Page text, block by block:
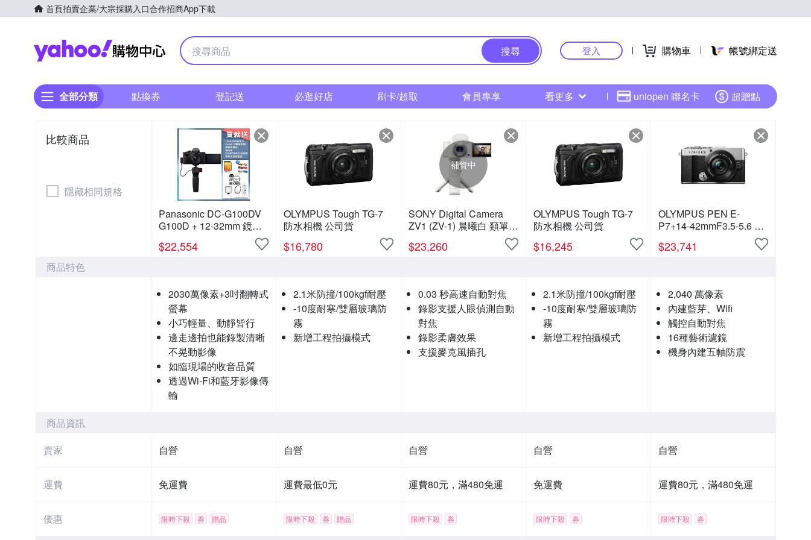
首頁拍賣企業/大宗採購入口合作招商App下載
Yahoo購物中心
搜尋 登入 購物車 帳號綁定送
全部分類 點換券 登記送 必逛好店 刷卡/超取 會員專享 看更多 uniopen 聯名卡 超贈點
比較商品
隱藏相同規格
Panasonic DC-G100DV
G100D + 12-32mm 鏡頭
+ DMW-SHGR2 三腳架握
把組 公司貨
$22,554
OLYMPUS Tough TG-7
防水相機 公司貨
$16,780
補貨中
SONY Digital Camera
ZV1 (ZV-1) 晨曦白 類單眼
相機手持握把組 (公司貨)
$23,260
OLYMPUS Tough TG-7
防水相機 公司貨
$16,245
OLYMPUS PEN E-
P7+14-42mmF3.5-5.6 鏡
$23,741
商品特色
2030萬像素+3吋翻轉式
螢幕
小巧輕量、動靜皆行
邊走邊拍也能錄製清晰
不晃動影像
如臨現場的收音品質
透過Wi-Fi和藍牙影像傳
輸
2.1米防撞/100kgf耐壓
-10度耐寒/雙層玻璃防
霧
新增工程拍攝模式
0.03 秒高速自動對焦
錄影支援人眼偵測自動
對焦
錄影柔膚效果
支援麥克風插孔
2.1米防撞/100kgf耐壓
-10度耐寒/雙層玻璃防
霧
新增工程拍攝模式
2,040 萬像素
內建藍芽、Wifi
觸控自動對焦
16種藝術濾鏡
機身內建五軸防震
商品資訊
賣家
自營 自營 自營 自營 自營
運費 免運費 運費最低0元 運費80元，滿480免運 免運費 運費80元，滿480免運
優惠 限時下殺 券 贈品 限時下殺 券 贈品 限時下殺 券 限時下殺 券 限時下殺 券